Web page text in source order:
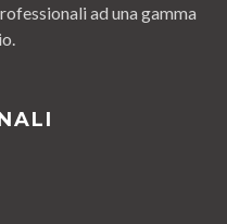
ad una gamma